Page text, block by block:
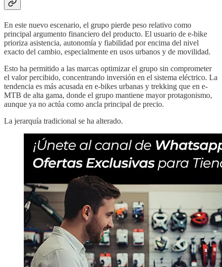
En este nuevo escenario, el grupo pierde peso relativo como
principal argumento financiero del producto. El usuario de e-bike
prioriza asistencia, autonomía y fiabilidad por encima del nivel
exacto del cambio, especialmente en usos urbanos y de movilidad.
Esto ha permitido a las marcas optimizar el grupo sin comprometer
el valor percibido, concentrando inversión en el sistema eléctrico. La
tendencia es más acusada en e-bikes urbanas y trekking que en e-
MTB de alta gama, donde el grupo mantiene mayor protagonismo,
aunque ya no actúa como ancla principal de precio.
La jerarquía tradicional se ha alterado.